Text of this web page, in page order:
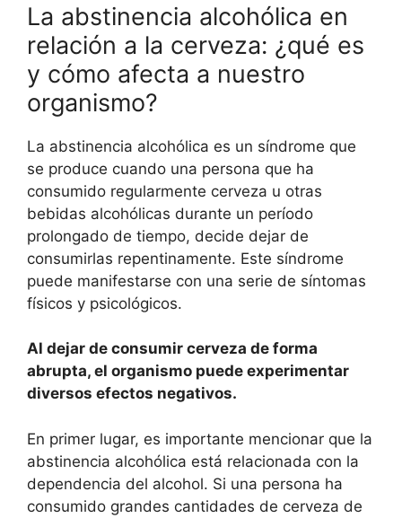
La abstinencia alcohólica en
relación a la cerveza: ¿qué es
y cómo afecta a nuestro
organismo?
La abstinencia alcohólica es un síndrome que
se produce cuando una persona que ha
consumido regularmente cerveza u otras
bebidas alcohólicas durante un período
prolongado de tiempo, decide dejar de
consumirlas repentinamente. Este síndrome
puede manifestarse con una serie de síntomas
físicos y psicológicos.
Al dejar de consumir cerveza de forma
abrupta, el organismo puede experimentar
diversos efectos negativos.
En primer lugar, es importante mencionar que la
abstinencia alcohólica está relacionada con la
dependencia del alcohol. Si una persona ha
consumido grandes cantidades de cerveza de